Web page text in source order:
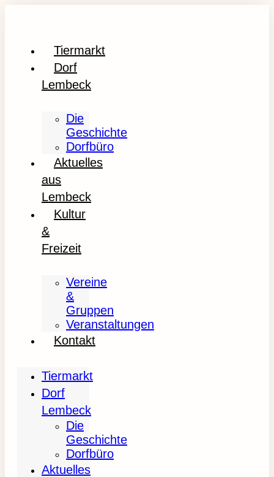
Tiermarkt
Dorf
Lembeck
Die
Geschichte
Dorfbüro
Aktuelles
aus
Lembeck
Kultur
&
Freizeit
Vereine
&
Gruppen
Veranstaltungen
Kontakt
Tiermarkt
Dorf
Lembeck
Die
Geschichte
Dorfbüro
Aktuelles